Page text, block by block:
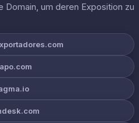
um deren Exposition zu